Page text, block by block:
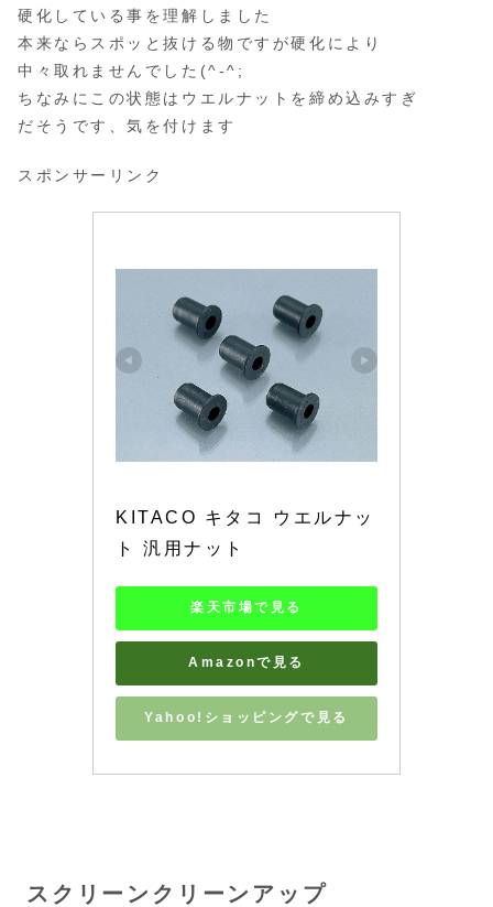
硬化している事を理解しました
本来ならスポッと抜ける物ですが硬化により
中々取れませんでした(^-^;
ちなみにこの状態はウエルナットを締め込みすぎ
だそうです、気を付けます
スポンサーリンク
KITACO キタコ ウエルナッ
ト 汎用ナット
楽天市場で見る
Amazonで見る
Yahoo!ショッピングで見る
スクリーンクリーンアップ